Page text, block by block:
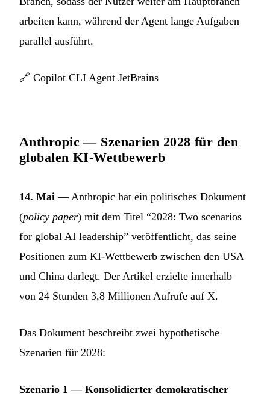
arbeiten kann, während der Agent lange Aufgaben
parallel ausführt.
🔗 Copilot CLI Agent JetBrains
Anthropic — Szenarien 2028 für den
globalen KI-Wettbewerb
14. Mai — Anthropic hat ein politisches Dokument
(policy paper) mit dem Titel “2028: Two scenarios
for global AI leadership” veröffentlicht, das seine
Positionen zum KI-Wettbewerb zwischen den USA
und China darlegt. Der Artikel erzielte innerhalb
von 24 Stunden 3,8 Millionen Aufrufe auf X.
Das Dokument beschreibt zwei hypothetische
Szenarien für 2028:
Szenario 1 — Konsolidierter demokratischer